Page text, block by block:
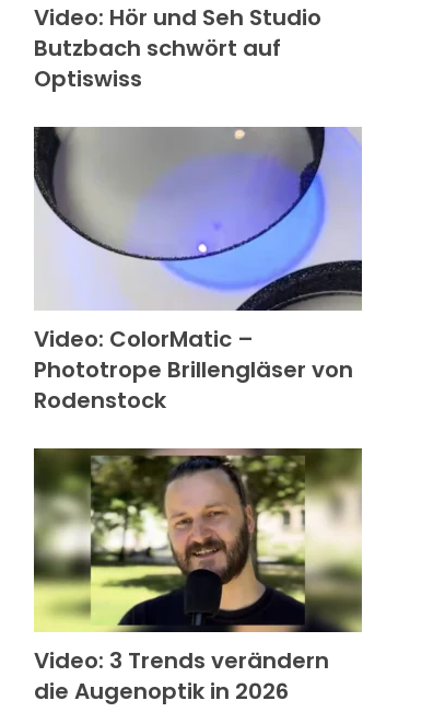
Video: Hör und Seh Studio
Butzbach schwört auf
Optiswiss
Video: ColorMatic –
Phototrope Brillengläser von
Rodenstock
Video: 3 Trends verändern
die Augenoptik in 2026